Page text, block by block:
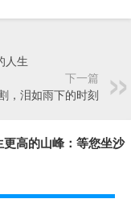
人生
下一篇
，泪如雨下的时刻
高的山峰：等您坐沙